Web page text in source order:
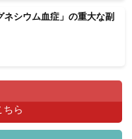
シウム血症」の重大な副
ちら